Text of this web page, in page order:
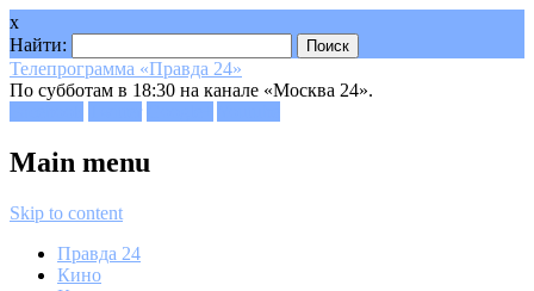
x
Найти:
Телепрограмма «Правда 24»
По субботам в 18:30 на канале «Москва 24».
Main menu
Skip to content
Правда 24
Кино